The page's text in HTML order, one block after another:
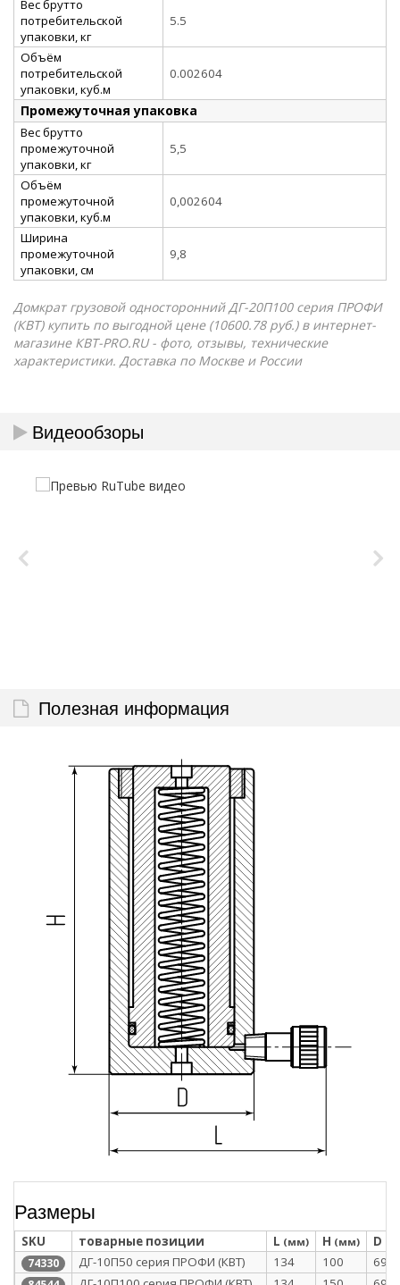
Вес брутто
потребительской
упаковки, кг
5.5
Объём
потребительской
упаковки, куб.м
0.002604
Промежуточная упаковка
Вес брутто
промежуточной
упаковки, кг
5,5
Объём
промежуточной
упаковки, куб.м
0,002604
Ширина
промежуточной
упаковки, см
9,8
Домкрат грузовой односторонний ДГ-20П100 серия ПРОФИ
(КВТ) купить по выгодной цене (10600.78 руб.) в интернет-
магазине КВТ-PRO.RU - фото, отзывы, технические
характеристики. Доставка по Москве и России
Видеообзоры
Полезная информация
Размеры
SKU товарные позиции L (мм) H (мм) D
74330 ДГ-10П50 серия ПРОФИ (КВТ) 134 100 69